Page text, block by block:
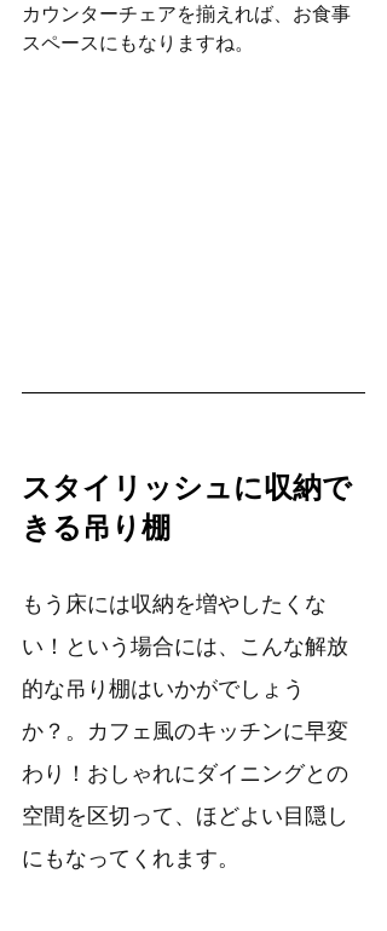
カウンターチェアを揃えれば、お食事
スペースにもなりますね。
スタイリッシュに収納で
きる吊り棚
もう床には収納を増やしたくな
い！という場合には、こんな解放
的な吊り棚はいかがでしょう
か？。カフェ風のキッチンに早変
わり！おしゃれにダイニングとの
空間を区切って、ほどよい目隠し
にもなってくれます。